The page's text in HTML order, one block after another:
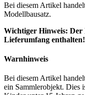
Bei diesem Artikel
Modellbausatz.
Wichtiger Hinweis: Der
Lieferumfang enthalten!
Warnhinweis
Bei diesem Artikel
ein Sammlerobjekt. Dies